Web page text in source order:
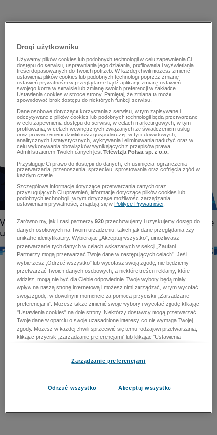
Drogi użytkowniku
Używamy plików cookies lub podobnych technologii w celu zapewnienia Ci
dostępu do serwisu, usprawniania jego działania, profilowania i wyświetlania
treści dopasowanych do Twoich potrzeb. W każdej chwili możesz zmienić
ustawienia plików cookies lub podobnych technologii poprzez zmianę
ustawień prywatności w przeglądarce bądź aplikacji, zmianę ustawień
swojego konta w serwisie lub zmianę swoich preferencji w zakładce
Ustawienia cookies w stopce strony. Pamiętaj, że zmiana ta może
spowodować brak dostępu do niektórych funkcji serwisu.
Dane osobowe dotyczące korzystania z serwisu, w tym zapisywane i
odczytywane z plików cookies lub podobnych technologii będą przetwarzane
w celu zapewnienia dostępu do serwisu, w celach marketingowych, w tym
profilowania, w celach wewnętrznych związanych ze świadczeniem usług
oraz prowadzeniem działalności gospodarczej, w tym dowodowych,
analitycznych i statystycznych, wykrywania i eliminowania nadużyć oraz w
celu wykonywania obowiązków wynikających z przepisów prawa.
Administratorem Twoich danych jestTelewizja Polsat sp. z o.o.
Przysługuje Ci prawo do dostępu do danych, ich usunięcia, ograniczenia
przetwarzania, przenoszenia, sprzeciwu, sprostowania oraz cofnięcia zgód w
każdym czasie.
Szczegółowe informacje dotyczące przetwarzania danych oraz
przysługujących Ci uprawnień, informacje dotyczące plików cookies lub
podobnych technologii, w tym dotyczące możliwości zarządzania
ustawieniami prywatności, znajdują się wPolityce Prywatności
Zarówno my, jak i nasi partnerzy920 przechowujemy i uzyskujemy dostęp do
danych osobowych na Twoim urządzeniu, takich jak dane przeglądania czy
unikalne identyfikatory. Wybierając „Akceptuj wszystko”, umożliwiasz
przetwarzanie tych danych w celach wskazanych w sekcji „Zaufani
Partnerzy mogą przetwarzać Twoje dane w następujących celach”. Jeśli
wybierzesz „Odrzuć wszystko” lub wycofasz swoją zgodę, nie będziemy
przetwarzać Twoich danych osobowych, a niektóre treści i reklamy, które
widzisz, mogą nie być dla Ciebie odpowiednie. Twoje wybory będą miały
wpływ na naszą stronę internetową i możesz nimi zarządzać, w tym wycofać
swoją zgodę, w dowolnym momencie za pomocą przycisku „Zarządzanie
preferencjami”. Możesz także zmienić swoje wybory i wycofać zgodę klikając
"Ustawienia cookies" na dole strony. Niektórzy dostawcy mogą przetwarzać
Twoje dane w oparciu o swoje uzasadnione interesy, co nie wymaga Twojej
zgody. Możesz w każdej chwili sprzeciwić się temu rodzajowi przetwarzania,
klikając przycisk „Zarządzanie preferencjami” lub klikając "Ustawienia
cookies" na dole strony. Nie możesz sprzeciwić się przetwarzaniu przez
zapobiegania oszustwom i naprawiania błędów, a w tym celu mogą zostać
przetwarzaniu danych osobowych w celu dostarczania i prezentacji reklam i
Zarządzanie preferencjami
Odrzuć wszystko Akceptuj wszystko